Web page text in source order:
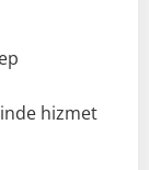
hizmet